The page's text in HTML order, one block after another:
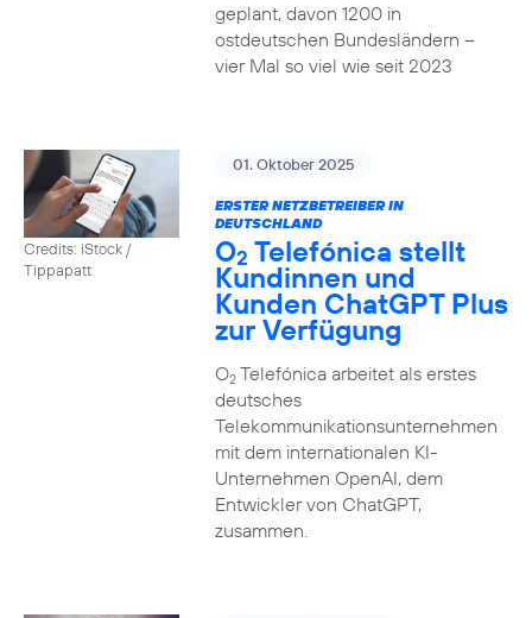
geplant, davon 1200 in
ostdeutschen Bundesländern –
vier Mal so viel wie seit 2023
Credits: iStock /
Tippapatt
01. Oktober 2025
ERSTER NETZBETREIBER IN
DEUTSCHLAND
O2 Telefónica stellt
Kundinnen und
Kunden ChatGPT Plus
zur Verfügung
O2Telefónica arbeitet als erstes
deutsches
Telekommunikationsunternehmen
mit dem internationalen KI-
Unternehmen OpenAI, dem
Entwickler von ChatGPT,
zusammen.